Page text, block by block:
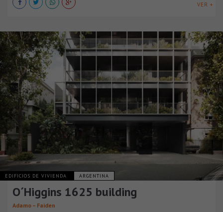
VER +
EDIFICIOS DE VIVIENDA ARGENTINA
O´Higgins 1625 building
Adamo – Faiden